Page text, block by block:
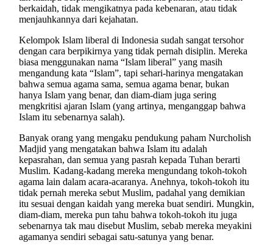
berkaidah, tidak mengikatnya pada kebenaran, atau tidak
menjauhkannya dari kejahatan.
Kelompok Islam liberal di Indonesia sudah sangat tersohor
dengan cara berpikirnya yang tidak pernah disiplin. Mereka
biasa menggunakan nama “Islam liberal” yang masih
mengandung kata “Islam”, tapi sehari-harinya mengatakan
bahwa semua agama sama, semua agama benar, bukan
hanya Islam yang benar, dan diam-diam juga sering
mengkritisi ajaran Islam (yang artinya, menganggap bahwa
Islam itu sebenarnya salah).
Banyak orang yang mengaku pendukung paham Nurcholish
Madjid yang mengatakan bahwa Islam itu adalah
kepasrahan, dan semua yang pasrah kepada Tuhan berarti
Muslim. Kadang-kadang mereka mengundang tokoh-tokoh
agama lain dalam acara-acaranya. Anehnya, tokoh-tokoh itu
tidak pernah mereka sebut Muslim, padahal yang demikian
itu sesuai dengan kaidah yang mereka buat sendiri. Mungkin,
diam-diam, mereka pun tahu bahwa tokoh-tokoh itu juga
sebenarnya tak mau disebut Muslim, sebab mereka meyakini
agamanya sendiri sebagai satu-satunya yang benar.